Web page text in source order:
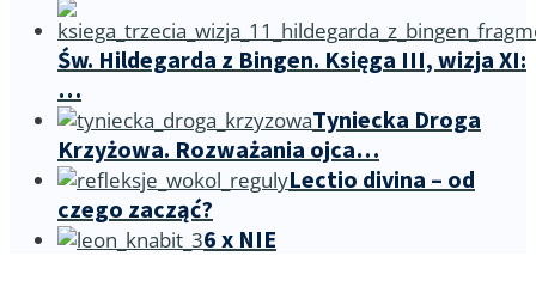
Św. Hildegarda z Bingen. Księga III, wizja XI:
…
Tyniecka Droga
Krzyżowa. Rozważania ojca…
Lectio divina – od
czego zacząć?
6 x NIE